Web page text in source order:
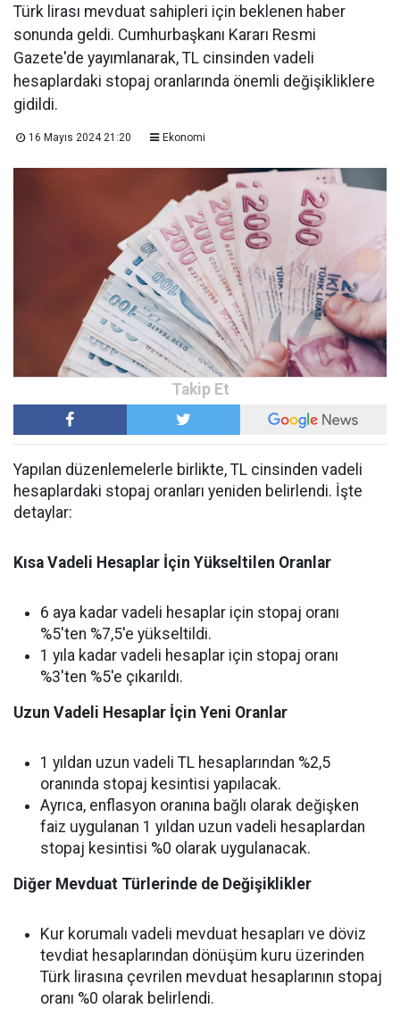
Türk lirası mevduat sahipleri için beklenen haber
sonunda geldi. Cumhurbaşkanı Kararı Resmi
Gazete'de yayımlanarak, TL cinsinden vadeli
hesaplardaki stopaj oranlarında önemli değişikliklere
gidildi.
16 Mayıs 2024 21:20 Ekonomi
Yapılan düzenlemelerle birlikte, TL cinsinden vadeli
hesaplardaki stopaj oranları yeniden belirlendi. İşte
detaylar:
Kısa Vadeli Hesaplar İçin Yükseltilen Oranlar
6 aya kadar vadeli hesaplar için stopaj oranı
%5'ten %7,5'e yükseltildi.
1 yıla kadar vadeli hesaplar için stopaj oranı
%3'ten %5'e çıkarıldı.
Uzun Vadeli Hesaplar İçin Yeni Oranlar
1 yıldan uzun vadeli TL hesaplarından %2,5
oranında stopaj kesintisi yapılacak.
Ayrıca, enflasyon oranına bağlı olarak değişken
faiz uygulanan 1 yıldan uzun vadeli hesaplardan
stopaj kesintisi %0 olarak uygulanacak.
Diğer Mevduat Türlerinde de Değişiklikler
Kur korumalı vadeli mevduat hesapları ve döviz
tevdiat hesaplarından dönüşüm kuru üzerinden
Türk lirasına çevrilen mevduat hesaplarının stopaj
oranı %0 olarak belirlendi.